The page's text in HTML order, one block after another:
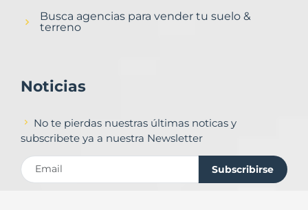
Busca agencias para vender tu suelo &
terreno
Noticias
No te pierdas nuestras últimas noticas y
subscribete ya a nuestra Newsletter
Subscribirse